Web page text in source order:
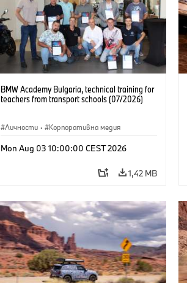
BMW Academy Bulgaria, technical training for
teachers from transport schools (07/2026)
Личности · Корпоративна медия
Mon Aug 03 10:00:00 CEST 2026
1,42 MB